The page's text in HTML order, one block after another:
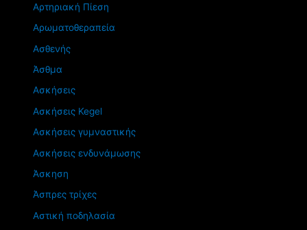
Αρτηριακή Πίεση
Αρωματοθεραπεία
Ασθενής
Άσθμα
Ασκήσεις
Ασκήσεις Kegel
Ασκήσεις γυμναστικής
Ασκήσεις ενδυνάμωσης
Άσκηση
Άσπρες τρίχες
Αστική ποδηλασία